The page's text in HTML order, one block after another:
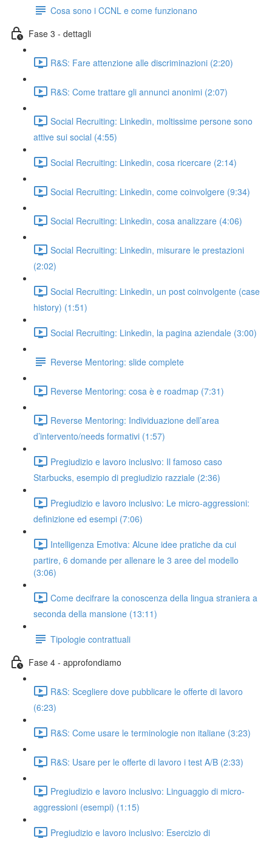
Cosa sono i CCNL e come funzionano
Fase 3 - dettagli
R&S: Fare attenzione alle discriminazioni (2:20)
R&S: Come trattare gli annunci anonimi (2:07)
Social Recruiting: Linkedin, moltissime persone sono
attive sui social (4:55)
Social Recruiting: Linkedin, cosa ricercare (2:14)
Social Recruiting: Linkedin, come coinvolgere (9:34)
Social Recruiting: Linkedin, cosa analizzare (4:06)
Social Recruiting: Linkedin, misurare le prestazioni
(2:02)
Social Recruiting: Linkedin, un post coinvolgente (case
history) (1:51)
Social Recruiting: Linkedin, la pagina aziendale (3:00)
Reverse Mentoring: slide complete
Reverse Mentoring: cosa è e roadmap (7:31)
Reverse Mentoring: Individuazione dell’area
d’intervento/needs formativi (1:57)
Pregiudizio e lavoro inclusivo: Il famoso caso
Starbucks, esempio di pregiudizio razziale (2:36)
Pregiudizio e lavoro inclusivo: Le micro-aggressioni:
definizione ed esempi (7:06)
Intelligenza Emotiva: Alcune idee pratiche da cui
partire, 6 domande per allenare le 3 aree del modello
(3:06)
Come decifrare la conoscenza della lingua straniera a
seconda della mansione (13:11)
Tipologie contrattuali
Fase 4 - approfondiamo
R&S: Scegliere dove pubblicare le offerte di lavoro
(6:23)
R&S: Come usare le terminologie non italiane (3:23)
R&S: Usare per le offerte di lavoro i test A/B (2:33)
Pregiudizio e lavoro inclusivo: Linguaggio di micro-
aggressioni (esempi) (1:15)
Pregiudizio e lavoro inclusivo: Esercizio di